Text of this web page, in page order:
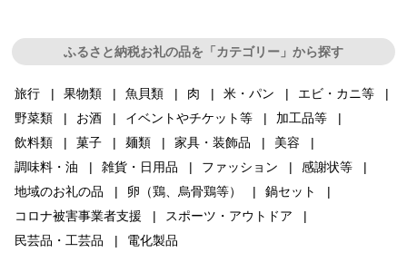
ふるさと納税お礼の品を「カテゴリー」から探す
旅行 果物類 魚貝類 肉 米・パン
エビ・カニ等
野菜類
お酒 イベントやチケット等
加工品等
飲料類
菓子 麺類 家具・装飾品
美容
調味料・油
雑貨・日用品 ファッション
感謝状等
地域のお礼の品
卵（鶏、烏骨鶏等）
鍋セット
コロナ被害事業者支援
スポーツ・アウトドア
民芸品・工芸品
電化製品